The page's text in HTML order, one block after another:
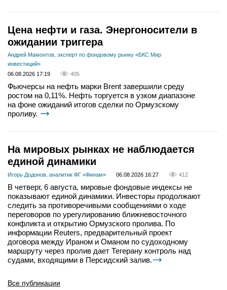
Цена нефти и газа. Энергоносители в
ожидании триггера
Андрей Мамонтов, эксперт по фондовому рынку «БКС Мир
инвестиций»
06.08.2026 17:19
405
Фьючерсы на нефть марки Brent завершили среду
ростом на 0,11%. Нефть торгуется в узком диапазоне
на фоне ожиданий итогов сделки по Ормузскому
проливу.
На мировых рынках не наблюдается
единой динамики
Игорь Додонов, аналитик ФГ «Финам» 06.08.2026 16:27 412
В четверг, 6 августа, мировые фондовые индексы не
показывают единой динамики. Инвесторы продолжают
следить за противоречивыми сообщениями о ходе
переговоров по урегулированию ближневосточного
конфликта и открытию Ормузского пролива. По
информации Reuters, предварительный проект
договора между Ираном и Оманом по судоходному
маршруту через пролив дает Тегерану контроль над
судами, входящими в Персидский залив.
Все публикации